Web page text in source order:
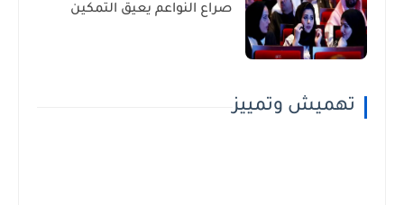
صراع النواعم يعيق التمكين
تهميش وتمييز